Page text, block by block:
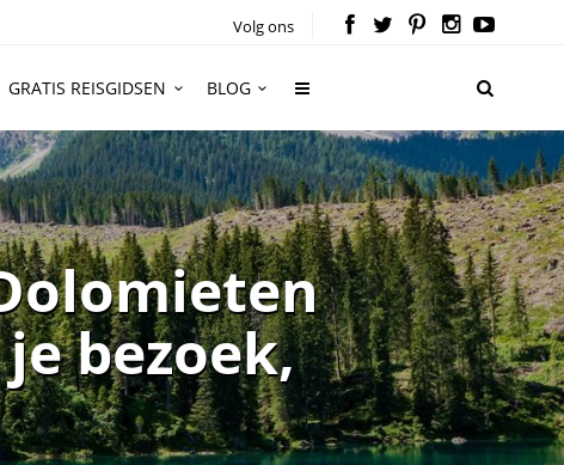
Volg ons
GRATIS REISGIDSEN BLOG
bezoek,